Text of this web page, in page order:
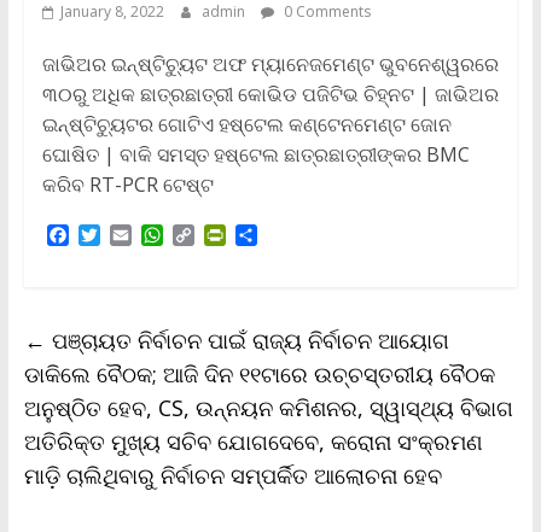
January 8, 2022 admin 0 Comments
ଜାଭିଅର ଇନ୍‌ଷ୍ଟିଚ୍ୟୁଟ ଅଫ ମ୍ୟାନେଜମେଣ୍ଟ ଭୁବନେଶ୍ୱରରେ
୩୦ରୁ ଅଧିକ ଛାତ୍ରଛାତ୍ରୀ କୋଭିଡ ପଜିଟିଭ ଚିହ୍ନଟ | ଜାଭିଅର
ଇନ୍‌ଷ୍ଟିଚ୍ୟୁଟର ଗୋଟିଏ ହଷ୍ଟେଲ କଣ୍ଟେନମେଣ୍ଟ ଜୋନ
ଘୋଷିତ | ବାକି ସମସ୍ତ ହଷ୍ଟେଲ ଛାତ୍ରଛାତ୍ରୀଙ୍କର BMC
କରିବ RT-PCR ଟେଷ୍ଟ
F
o
o
k
T
e
r
E
W
A
p
p
C
i
n
k
P
F
r
i
e
n
d
S
← ପଞ୍ଚାୟତ ନିର୍ବାଚନ ପାଇଁ ରାଜ୍ୟ ନିର୍ବାଚନ ଆୟୋଗ
ଡାକିଲେ ବୈଠକ; ଆଜି ଦିନ ୧୧ଟାରେ ଉଚ୍ଚସ୍ତରୀୟ ବୈଠକ
ଅନୁଷ୍ଠିତ ହେବ, CS, ଉନ୍ନୟନ କମିଶନର, ସ୍ୱାସ୍ଥ୍ୟ ବିଭାଗ
ଅତିରିକ୍ତ ମୁଖ୍ୟ ସଚିବ ଯୋଗଦେବେ, କରୋନା ସଂକ୍ରମଣ
ମାଡ଼ି ଚାଲିଥିବାରୁ ନିର୍ବାଚନ ସମ୍ପର୍କିତ ଆଲୋଚନା ହେବ